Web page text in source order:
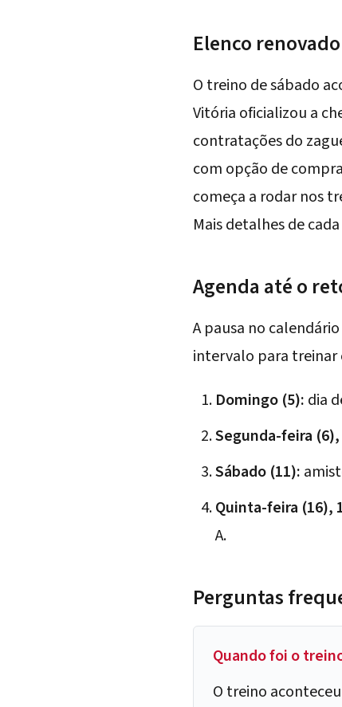
Elenco
O treino de sábado
Vitória oficializou a
contratações do
com opção de
começa a rodar nos
Mais detalhes de
Agenda até o
A pausa no
intervalo para treinar
Domingo (5): dia
Segunda-feira
Sábado (11):
Quinta-feira (16),
A.
Perguntas
Quando foi o
O treino